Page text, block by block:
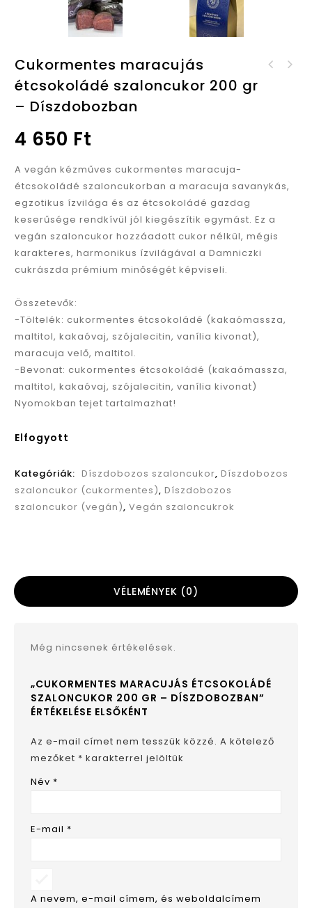
Cukormentes maracujás
étcsokoládé szaloncukor 200 gr
– Díszdobozban
4 650 Ft
A vegán kézműves cukormentes maracuja-
étcsokoládé szaloncukorban a maracuja savanykás,
egzotikus ízvilága és az étcsokoládé gazdag
keserűsége rendkívül jól kiegészítik egymást. Ez a
vegán szaloncukor hozzáadott cukor nélkül, mégis
karakteres, harmonikus ízvilágával a Damniczki
cukrászda prémium minőségét képviseli.
Összetevők:
-Töltelék: cukormentes étcsokoládé (kakaómassza,
maltitol, kakaóvaj, szójalecitin, vanília kivonat),
maracuja velő, maltitol.
-Bevonat: cukormentes étcsokoládé (kakaómassza,
maltitol, kakaóvaj, szójalecitin, vanília kivonat)
Nyomokban tejet tartalmazhat!
Elfogyott
Kategóriák: Díszdobozos szaloncukor, Díszdobozos
szaloncukor (cukormentes), Díszdobozos
szaloncukor (vegán), Vegán szaloncukrok
VÉLEMÉNYEK (0)
Még nincsenek értékelések.
„CUKORMENTES MARACUJÁS ÉTCSOKOLÁDÉ
SZALONCUKOR 200 GR – DÍSZDOBOZBAN”
ÉRTÉKELÉSE ELSŐKÉNT
Az e-mail címet nem tesszük közzé. A kötelező
mezőket * karakterrel jelöltük
Név *
E-mail *
A nevem, e-mail címem, és weboldalcímem